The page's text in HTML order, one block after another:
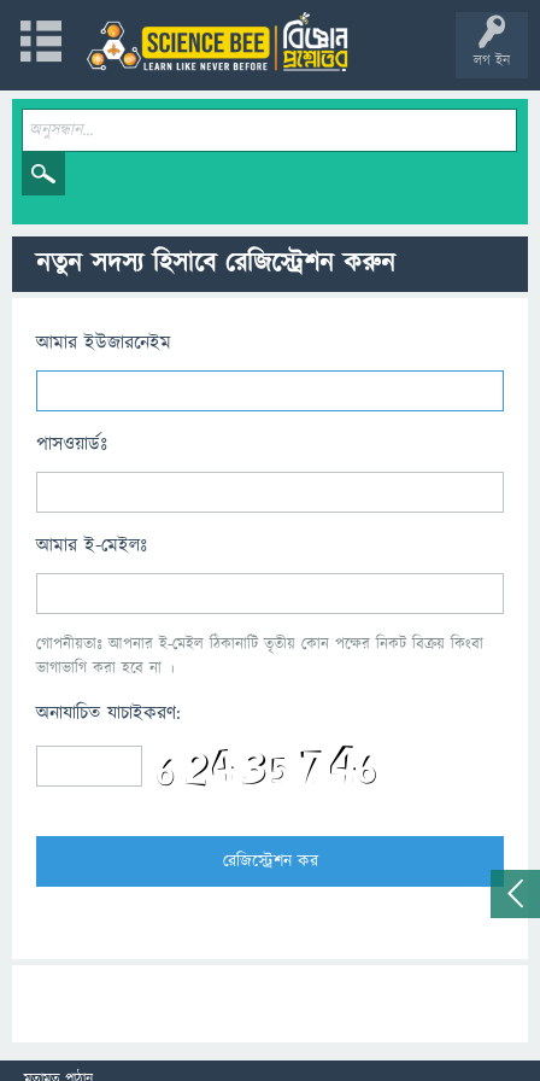
লগ ইন
নতুন সদস্য হিসাবে রেজিস্ট্রেশন করুন
আমার ইউজারনেইম
পাসওয়ার্ডঃ
আমার ই-মেইলঃ
গোপনীয়তাঃ আপনার ই-মেইল ঠিকানাটি তৃতীয় কোন পক্ষের নিকট বিক্রয় কিংবা
ভাগাভাগি করা হবে না ।
অনাযাচিত যাচাইকরণ: